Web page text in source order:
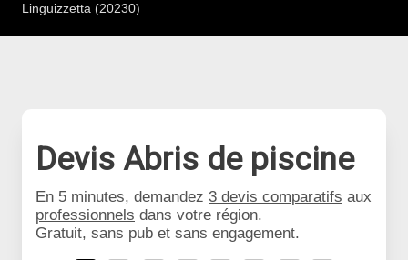
Linguizzetta (20230)
Devis Abris de piscine
En 5 minutes, demandez 3 devis comparatifs aux
professionnels dans votre région.
Gratuit, sans pub et sans engagement.